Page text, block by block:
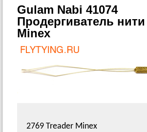
Gulam Nabi 41074
Продергиватель
Minex
2769 Treader Minex